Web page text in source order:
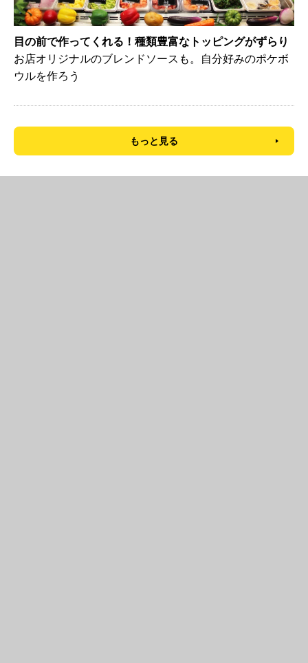
目の前で作ってくれる！種類豊富なトッピングがずらり
お店オリジナルのブレンドソースも。自分好みのポケボ
ウルを作ろう
もっと見る